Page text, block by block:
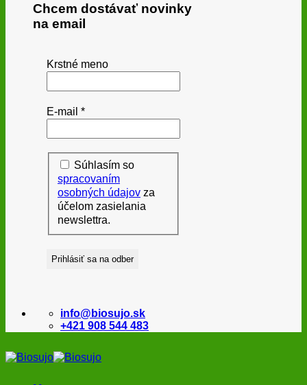
Chcem dostávať novinky
na email
Krstné meno
E-mail *
Súhlasím so
spracovaním
osobných údajov za
účelom zasielania
newslettra.
info@biosujo.sk
+421 908 544 483